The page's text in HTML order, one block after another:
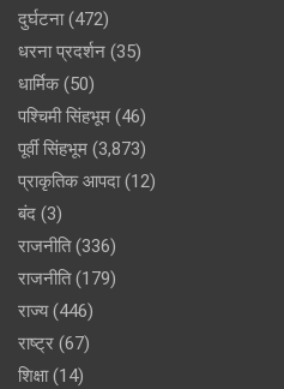
दुर्घटना(472)
धरना प्रदर्शन (35)
धार्मिक(50)
पश्चिमी सिंहभूम (46)
पूर्वी सिंहभूम (3,873)
प्राकृतिक आपदा(12)
बंद (3)
राजनीति(336)
राजनीति(179)
राज्य(446)
राष्ट्र (67)
शिक्षा(14)